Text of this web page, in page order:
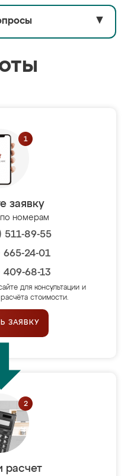
▼
заявку
по номерам
511-89-55
665-24-01
409-68-13
для консультации и
стоимости.
ЗАЯВКУ
расчет